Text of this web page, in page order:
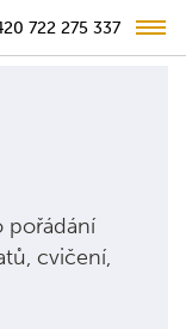
722 275 337
pořádání
cvičení,